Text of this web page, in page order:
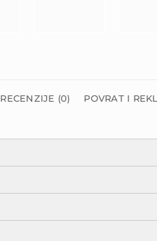
RECENZIJE (0) POVRAT I